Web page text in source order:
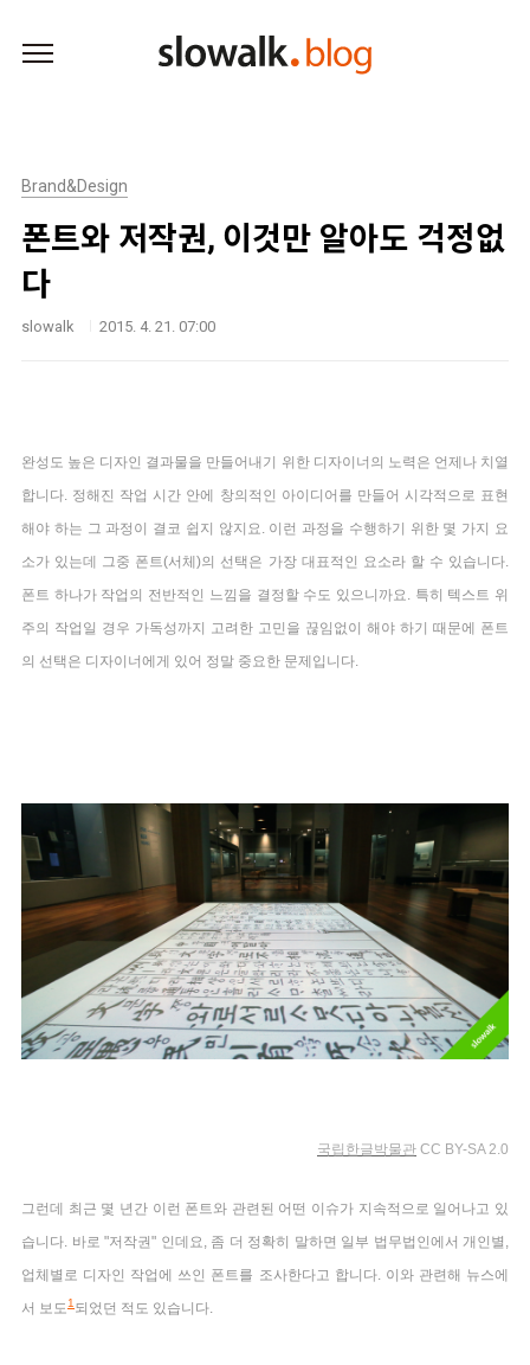
Brand&Design
폰트와 저작권, 이것만 알아도 걱정없
다
slowalk 2015. 4. 21. 07:00
완성도 높은 디자인 결과물을 만들어내기 위한 디자이너의 노력은 언제나 치열
합니다. 정해진 작업 시간 안에 창의적인 아이디어를 만들어 시각적으로 표현
해야 하는 그 과정이 결코 쉽지 않지요. 이런 과정을 수행하기 위한 몇 가지 요
소가 있는데 그중 폰트(서체)의 선택은 가장 대표적인 요소라 할 수 있습니다.
폰트 하나가 작업의 전반적인 느낌을 결정할 수도 있으니까요. 특히 텍스트 위
주의 작업일 경우 가독성까지 고려한 고민을 끊임없이 해야 하기 때문에 폰트
의 선택은 디자이너에게 있어 정말 중요한 문제입니다.
국립한글박물관 CC BY-SA 2.0
그런데 최근 몇 년간 이런 폰트와 관련된 어떤 이슈가 지속적으로 일어나고 있
습니다. 바로 "저작권" 인데요, 좀 더 정확히 말하면 일부 법무법인에서 개인별,
업체별로 디자인 작업에 쓰인 폰트를 조사한다고 합니다. 이와 관련해 뉴스에
서 보도1 되었던 적도 있습니다.